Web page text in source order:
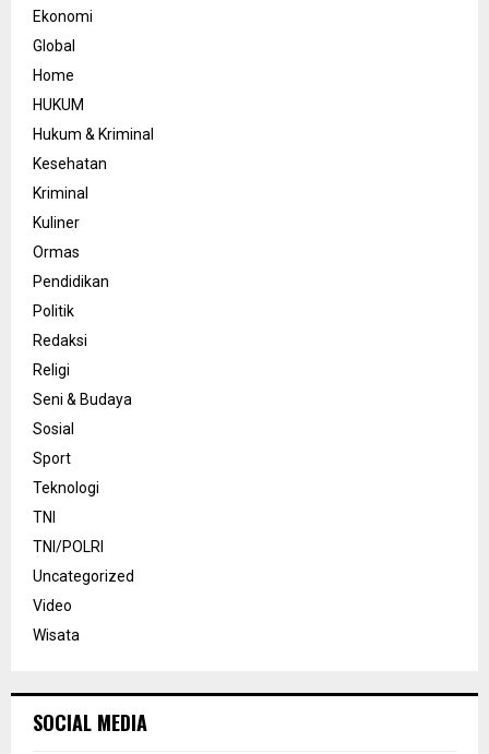
Ekonomi
Global
Home
HUKUM
Hukum & Kriminal
Kesehatan
Kriminal
Kuliner
Ormas
Pendidikan
Politik
Redaksi
Religi
Seni & Budaya
Sosial
Sport
Teknologi
TNI
TNI/POLRI
Uncategorized
Video
Wisata
SOCIAL MEDIA